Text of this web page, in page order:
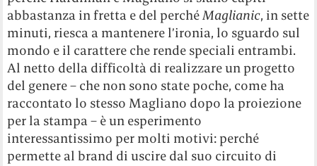
abbastanza in fretta e del perchéMaglianic, in sette
minuti, riesca a mantenere l’ironia, lo sguardo sul
mondo e il carattere che rende speciali entrambi.
Al netto della difficoltà di realizzare un progetto
del genere – che non sono state poche, come ha
raccontato lo stesso Magliano dopo la proiezione
per la stampa – è un esperimento
interessantissimo per molti motivi: perché
permette al brand di uscire dal suo circuito di